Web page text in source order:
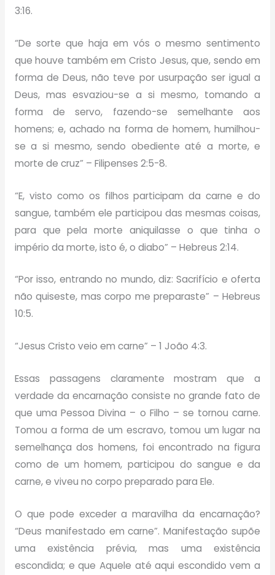
3:16.
“De sorte que haja em vós o mesmo sentimento
que houve também em Cristo Jesus, que, sendo em
forma de Deus, não teve por usurpação ser igual a
Deus, mas esvaziou-se a si mesmo, tomando a
forma de servo, fazendo-se semelhante aos
homens; e, achado na forma de homem, humilhou-
se a si mesmo, sendo obediente até a morte, e
morte de cruz” – Filipenses 2:5-8.
“E, visto como os filhos participam da carne e do
sangue, também ele participou das mesmas coisas,
para que pela morte aniquilasse o que tinha o
império da morte, isto é, o diabo” – Hebreus 2:14.
“Por isso, entrando no mundo, diz: Sacrifício e oferta
não quiseste, mas corpo me preparaste” – Hebreus
10:5.
“Jesus Cristo veio em carne” – 1 João 4:3.
Essas passagens claramente mostram que a
verdade da encarnação consiste no grande fato de
que uma Pessoa Divina – o Filho – se tornou carne.
Tomou a forma de um escravo, tomou um lugar na
semelhança dos homens, foi encontrado na figura
como de um homem, participou do sangue e da
carne, e viveu no corpo preparado para Ele.
O que pode exceder a maravilha da encarnação?
“Deus manifestado em carne”. Manifestação supõe
uma existência prévia, mas uma existência
escondida; e que Aquele até aqui escondido vem a